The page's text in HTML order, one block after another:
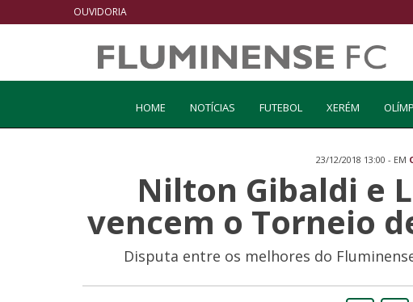
OUVIDORIA
HOME NOTÍCIAS FUTEBOL XERÉM
23/12/2018 13:00 - EM
Nilton Gibaldi e
vencem o Torneio
Disputa entre os melhores do